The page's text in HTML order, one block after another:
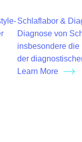
Schlaflabor &
Diagnose von
insbesondere
der
Learn More